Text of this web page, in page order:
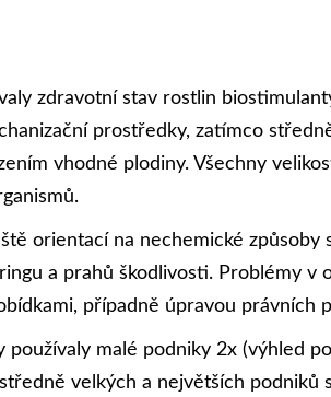
zdravotní stav rostlin
prostředky, zatímco
vhodné plodiny. Všechny
orientací na nechemické způsoby
a prahů škodlivosti. Problémy v
případně úpravou právních
malé podniky 2x (výhled
velkých a největších podniků